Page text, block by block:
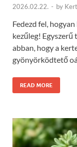
2026.02.22. - by
Fedezd fel,
kezűleg!
abban, hogy a
gyönyörködtető
READ MORE